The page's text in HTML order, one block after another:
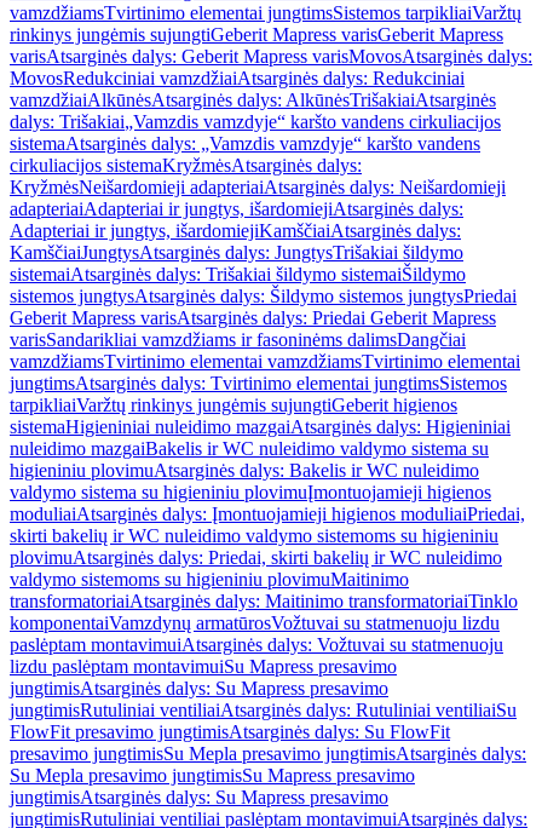
vamzdžiamsTvirtinimo elementai jungtimsSistemos tarpikliaiVaržtų
rinkinys jungėmis sujungtiGeberit Mapress varisGeberit Mapress
varisAtsarginės dalys: Geberit Mapress varisMovosAtsarginės dalys:
MovosRedukciniai vamzdžiaiAtsarginės dalys: Redukciniai
vamzdžiaiAlkūnėsAtsarginės dalys: AlkūnėsTrišakiaiAtsarginės
dalys: Trišakiai„Vamzdis vamzdyje“ karšto vandens cirkuliacijos
sistemaAtsarginės dalys: „Vamzdis vamzdyje“ karšto vandens
cirkuliacijos sistemaKryžmėsAtsarginės dalys:
KryžmėsNeišardomieji adapteriaiAtsarginės dalys: Neišardomieji
adapteriaiAdapteriai ir jungtys, išardomiejiAtsarginės dalys:
Adapteriai ir jungtys, išardomiejiKamščiaiAtsarginės dalys:
KamščiaiJungtysAtsarginės dalys: JungtysTrišakiai šildymo
sistemaiAtsarginės dalys: Trišakiai šildymo sistemaiŠildymo
sistemos jungtysAtsarginės dalys: Šildymo sistemos jungtysPriedai
Geberit Mapress varisAtsarginės dalys: Priedai Geberit Mapress
varisSandarikliai vamzdžiams ir fasoninėms dalimsDangčiai
vamzdžiamsTvirtinimo elementai vamzdžiamsTvirtinimo elementai
jungtimsAtsarginės dalys: Tvirtinimo elementai jungtimsSistemos
tarpikliaiVaržtų rinkinys jungėmis sujungtiGeberit higienos
sistemaHigieniniai nuleidimo mazgaiAtsarginės dalys: Higieniniai
nuleidimo mazgaiBakelis ir WC nuleidimo valdymo sistema su
higieniniu plovimuAtsarginės dalys: Bakelis ir WC nuleidimo
valdymo sistema su higieniniu plovimuĮmontuojamieji higienos
moduliaiAtsarginės dalys: Įmontuojamieji higienos moduliaiPriedai,
skirti bakelių ir WC nuleidimo valdymo sistemoms su higieniniu
plovimuAtsarginės dalys: Priedai, skirti bakelių ir WC nuleidimo
valdymo sistemoms su higieniniu plovimuMaitinimo
transformatoriaiAtsarginės dalys: Maitinimo transformatoriaiTinklo
komponentaiVamzdynų armatūrosVožtuvai su statmenuoju lizdu
paslėptam montavimuiAtsarginės dalys: Vožtuvai su statmenuoju
lizdu paslėptam montavimuiSu Mapress presavimo
jungtimisAtsarginės dalys: Su Mapress presavimo
jungtimisRutuliniai ventiliaiAtsarginės dalys: Rutuliniai ventiliaiSu
FlowFit presavimo jungtimisAtsarginės dalys: Su FlowFit
presavimo jungtimisSu Mepla presavimo jungtimisAtsarginės dalys:
Su Mepla presavimo jungtimisSu Mapress presavimo
jungtimisAtsarginės dalys: Su Mapress presavimo
jungtimisRutuliniai ventiliai paslėptam montavimuiAtsarginės dalys: